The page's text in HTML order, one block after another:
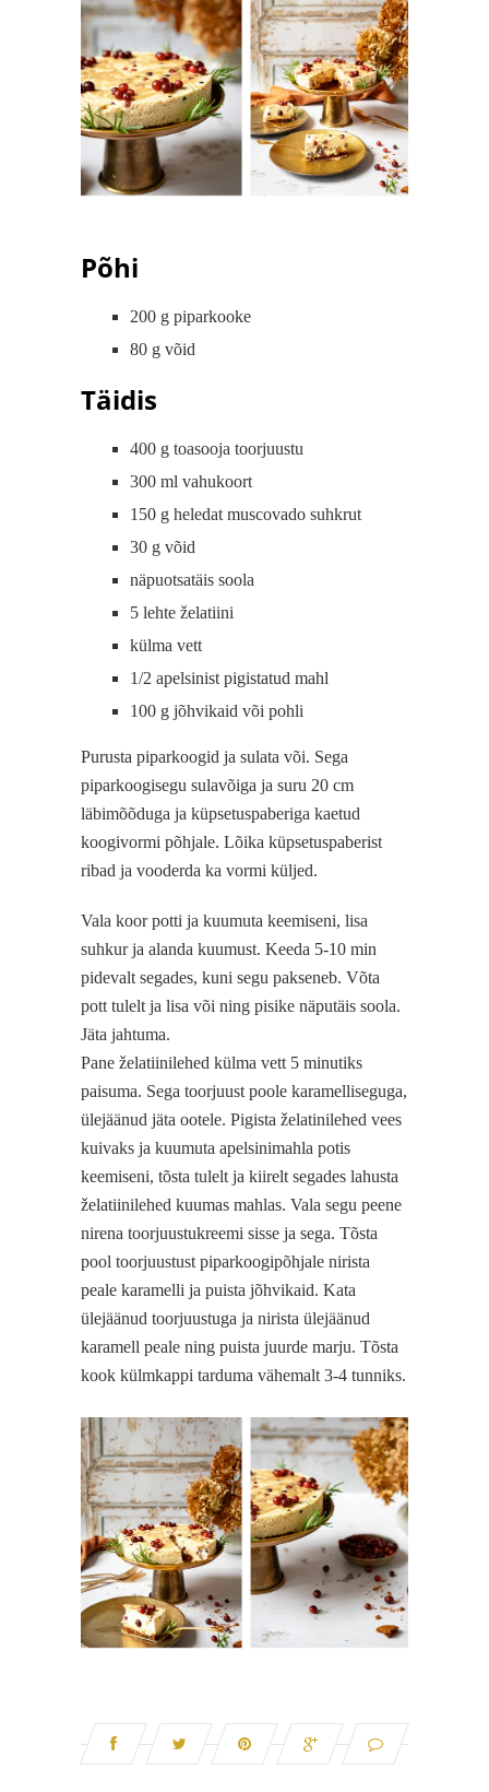
Põhi
200 g piparkooke
80 g võid
Täidis
400 g toasooja toorjuustu
300 ml vahukoort
150 g heledat muscovado suhkrut
30 g võid
näpuotsatäis soola
5 lehte želatiini
külma vett
1/2 apelsinist pigistatud mahl
100 g jõhvikaid või pohli
Purusta piparkoogid ja sulata või. Sega
piparkoogisegu sulavõiga ja suru 20 cm
läbimõõduga ja küpsetuspaberiga kaetud
koogivormi põhjale. Lõika küpsetuspaberist
ribad ja vooderda ka vormi küljed.
Vala koor potti ja kuumuta keemiseni, lisa
suhkur ja alanda kuumust. Keeda 5-10 min
pidevalt segades, kuni segu pakseneb. Võta
pott tulelt ja lisa või ning pisike näputäis soola.
Jäta jahtuma.
Pane želatiinilehed külma vett 5 minutiks
paisuma. Sega toorjuust poole karamelliseguga,
ülejäänud jäta ootele. Pigista želatinilehed vees
kuivaks ja kuumuta apelsinimahla potis
keemiseni, tõsta tulelt ja kiirelt segades lahusta
želatiinilehed kuumas mahlas. Vala segu peene
nirena toorjuustukreemi sisse ja sega. Tõsta
pool toorjuustust piparkoogipõhjale nirista
peale karamelli ja puista jõhvikaid. Kata
ülejäänud toorjuustuga ja nirista ülejäänud
karamell peale ning puista juurde marju. Tõsta
kook külmkappi tarduma vähemalt 3-4 tunniks.